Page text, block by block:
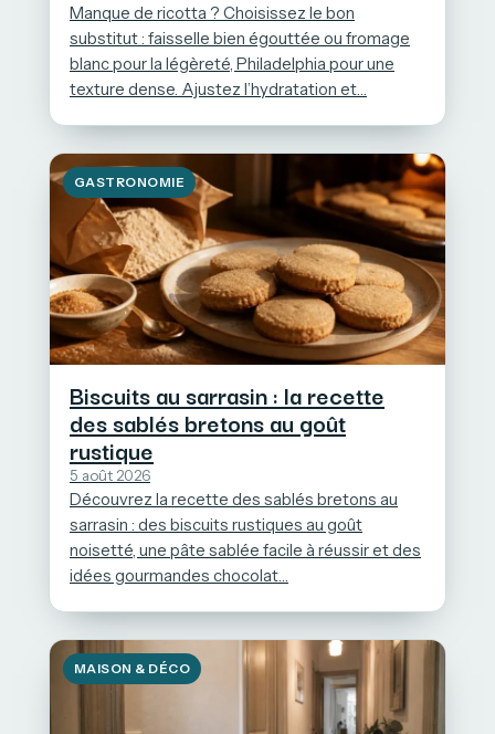
Manque de ricotta ? Choisissez le bon
substitut : faisselle bien égouttée ou fromage
blanc pour la légèreté, Philadelphia pour une
texture dense. Ajustez l’hydratation et…
GASTRONOMIE
Biscuits au sarrasin : la recette
des sablés bretons au goût
rustique
5 août 2026
Découvrez la recette des sablés bretons au
sarrasin : des biscuits rustiques au goût
noisetté, une pâte sablée facile à réussir et des
idées gourmandes chocolat…
MAISON & DÉCO